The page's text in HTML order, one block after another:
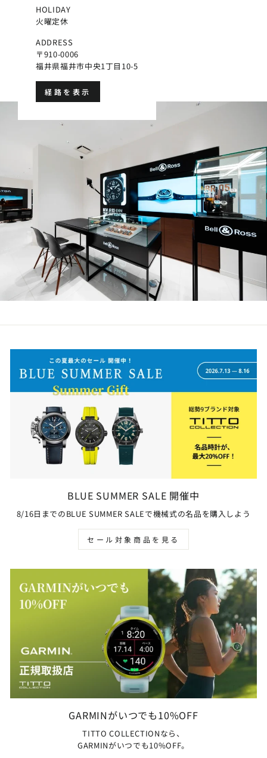
HOLIDAY
火曜定休
ADDRESS
〒910-0006
福井県福井市中央1丁目10-5
経路を表示
BLUE SUMMER SALE 開催中
8/16日までのBLUE SUMMER SALEで機械式の名品を購入しよう
セール対象商品を見る
GARMINがいつでも10%OFF
TITTO COLLECTIONなら、
GARMINがいつでも10%OFF。